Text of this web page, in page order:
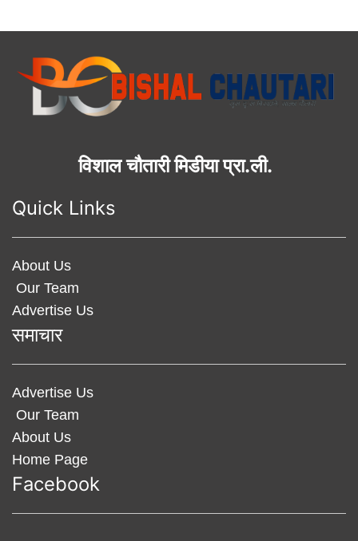
विशाल चौतारी मिडीया प्रा.ली.
Quick Links
About Us
Our Team
Advertise Us
समाचार
Advertise Us
Our Team
About Us
Home Page
Facebook